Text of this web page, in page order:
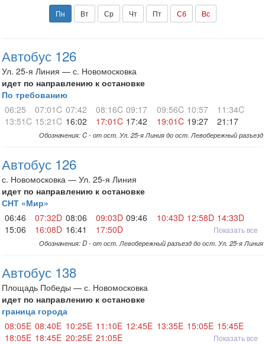
Пн Вт Ср Чт Пт Сб Вс
Автобус 126
Ул. 25-я Линия — с. Новомосковка
идет по направлению к остановке
По требованию
06:25
07:01C 07:42 08:16C 09:17 09:56C 10:57
11:34C
13:51C 15:21C 16:02 17:01C 17:42 19:01C 19:27 21:17
Обозначения: C - от ост. Ул. 25-я Линия до ост. Левобережный разъезд
Автобус 126
с. Новомосковка — Ул. 25-я Линия
идет по направлению к остановке
СНТ «Мир»
06:46
07:32D 08:06 09:03D 09:46 10:43D 12:58D 14:33D
15:06
16:08D 16:41 17:50D Показать все
Обозначения: D - от ост. Левобережный разъезд до ост. Ул. 25-я Линия
Автобус 138
Площадь Победы — с. Новомосковка
идет по направлению к остановке
граница города
08:05E 08:40E 10:25E 11:10E 12:45E 13:35E 15:05E 15:45E
18:05E 18:45E 20:25E 21:05E Показать все